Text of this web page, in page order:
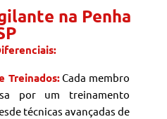
na Penha
Treinados:Cada membro
por um treinamento
técnicas avançadas de